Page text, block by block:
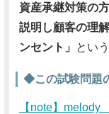
資産承継対策の
説明し顧客の理
ンセント」
とい
◆この試験問題
【note】